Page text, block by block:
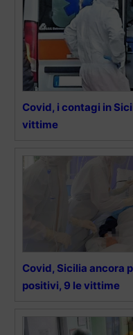
Covid, i contagi in
vittime
Covid, Sicilia ancora
positivi, 9 le vittime